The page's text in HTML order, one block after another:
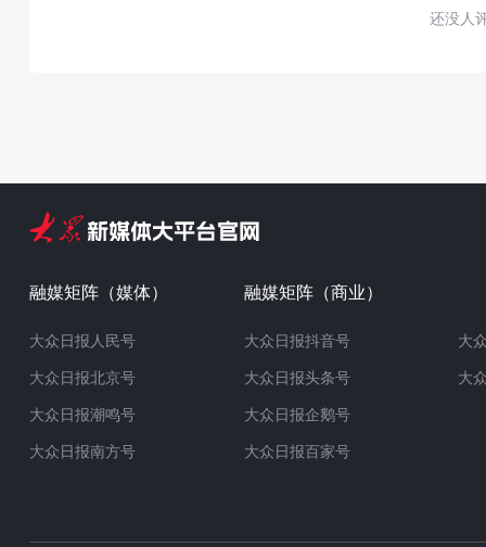
还没人
融媒矩阵（媒体）
大众日报人民号
大众日报北京号
大众日报潮鸣号
大众日报南方号
融媒矩阵（商业）
大众日报抖音号
大众日报头条号
大众日报企鹅号
大众日报百家号
大
大